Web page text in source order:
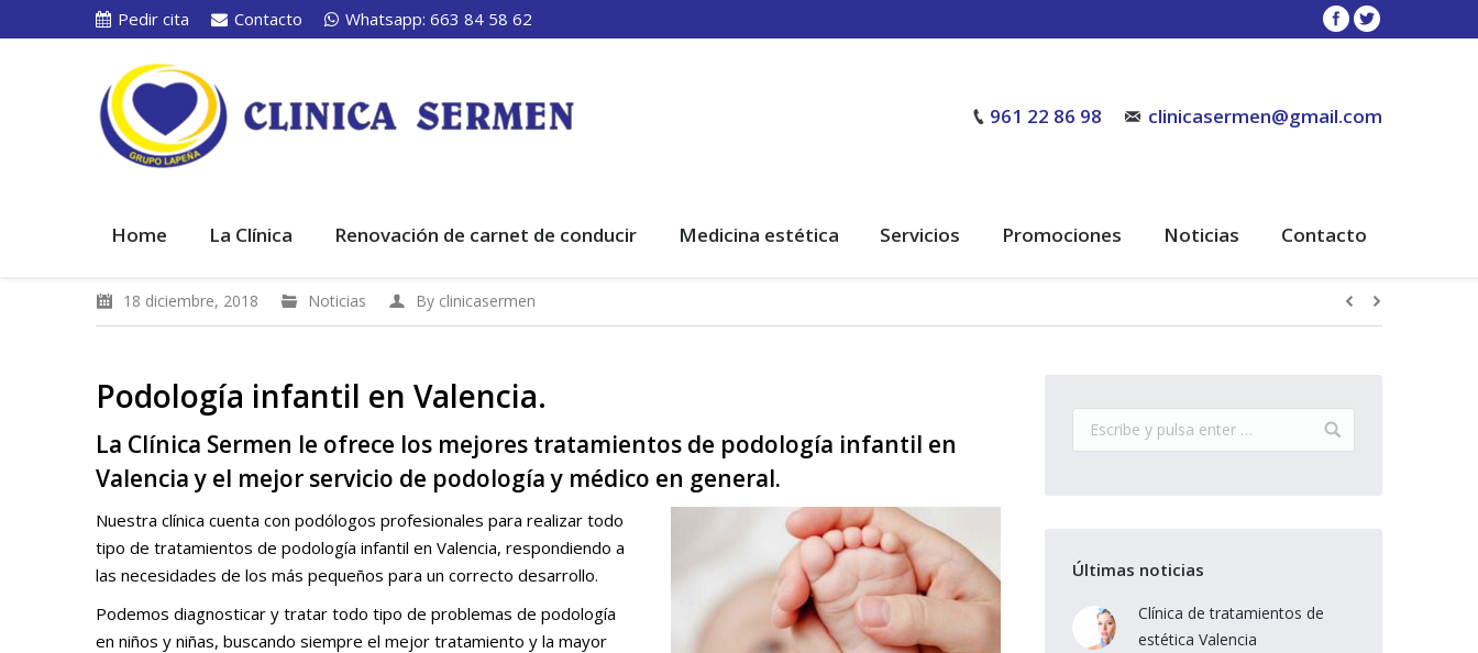
Pedir cita Contacto Whatsapp: 663 84 58 62
961 22 86 98 clinicasermen@gmail.com
Home La Clínica Renovación de carnet de conducir Medicina estética Servicios Promociones Noticias Contacto
18 diciembre, 2018 Noticias By clinicasermen
Podología infantil en Valencia.
La Clínica Sermen le ofrece los mejores tratamientos de podología infantil en
Valencia y el mejor servicio de podología y médico en general.
Nuestra clínica cuenta con podólogos profesionales para realizar todo
tipo de tratamientos de podología infantil en Valencia, respondiendo a
las necesidades de los más pequeños para un correcto desarrollo.
Podemos diagnosticar y tratar todo tipo de problemas de podología
en niños y niñas, buscando siempre el mejor tratamiento y la mayor
Últimas noticias
Clínica de tratamientos de
estética Valencia